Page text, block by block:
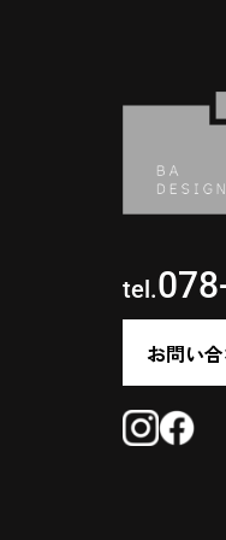
tel.
お問い